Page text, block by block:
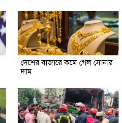
দেশের বাজারে কমে গেল সোনার
দাম